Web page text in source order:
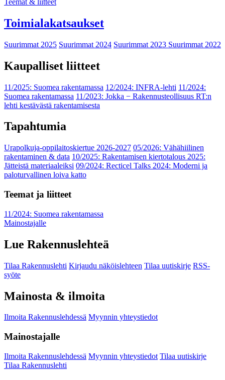
Teemat & liitteet
Toimialakatsaukset
Suurimmat 2025 Suurimmat 2024 Suurimmat 2023 Suurimmat 2022
Kaupalliset liitteet
11/2025: Suomea rakentamassa 12/2024: INFRA-lehti 11/2024:
Suomea rakentamassa 11/2023: Jokka − Rakennusteollisuus RT:n
lehti kestävästä rakentamisesta
Tapahtumia
Urapolkuja-oppilaitoskiertue 2026-2027 05/2026: Vähähiilinen
rakentaminen & data 10/2025: Rakentamisen kiertotalous 2025:
Jätteistä materiaaleiksi 09/2024: Recticel Talks 2024: Moderni ja
paloturvallinen loiva katto
Teemat ja liitteet
11/2024: Suomea rakentamassa
Mainostajalle
Lue Rakennuslehteä
Tilaa Rakennuslehti Kirjaudu näköislehteen Tilaa uutiskirje RSS-
syöte
Mainosta & ilmoita
Ilmoita Rakennuslehdessä Myynnin yhteystiedot
Mainostajalle
Ilmoita Rakennuslehdessä Myynnin yhteystiedot Tilaa uutiskirje
Tilaa Rakennuslehti